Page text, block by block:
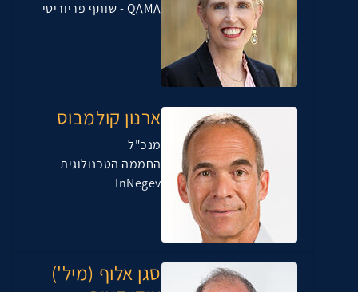
QAMA - שותף פריוריטי
ארנון קולמבוס
מנכ"ל
החממה הטכנולוגית
InNegev
סגן אלוף (מיל')